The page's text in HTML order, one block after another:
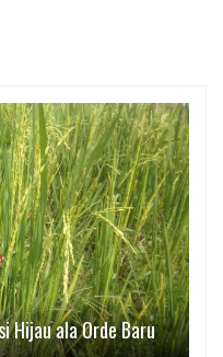
Hijau ala Orde Baru